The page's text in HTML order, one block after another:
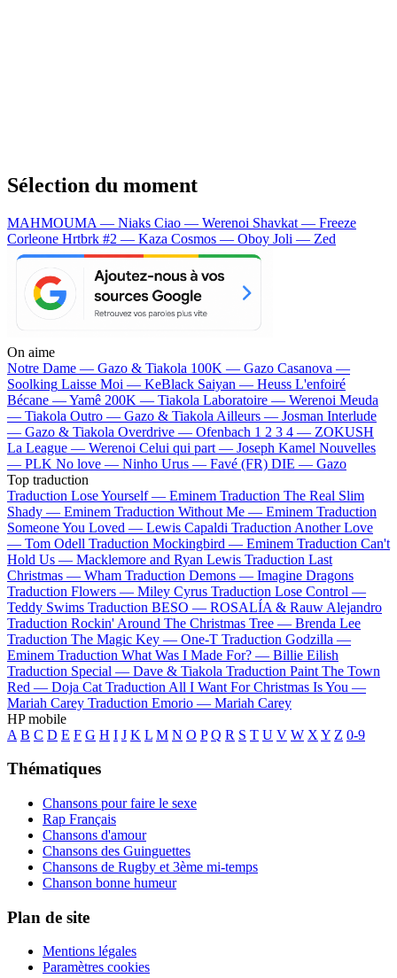
Sélection du moment
MAHMOUMA — Niaks Ciao — Werenoi Shavkat — Freeze
Corleone Hrtbrk #2 — Kaza Cosmos — Oboy Joli — Zed
On aime
Notre Dame — Gazo & Tiakola 100K — Gazo Casanova —
Soolking Laisse Moi — KeBlack Saiyan — Heuss L'enfoiré
Bécane —Yamê 200K — Tiakola Laboratoire — Werenoi Meuda
— Tiakola Outro — Gazo & Tiakola Ailleurs — Josman Interlude
— Gazo & Tiakola Overdrive — Ofenbach 1 2 3 4 — ZOKUSH
La League — Werenoi Celui qui part — Joseph Kamel Nouvelles
— PLK No love — Ninho Urus — Favé (FR) DIE — Gazo
Top traduction
Traduction Lose Yourself — Eminem Traduction The Real Slim
Shady — Eminem Traduction Without Me — Eminem Traduction
Someone You Loved — Lewis Capaldi Traduction Another Love
— Tom Odell Traduction Mockingbird — Eminem Traduction Can't
Hold Us — Macklemore and Ryan Lewis Traduction Last
Christmas — Wham Traduction Demons — Imagine Dragons
Traduction Flowers — Miley Cyrus Traduction Lose Control —
Teddy Swims Traduction BESO — ROSALÍA & Rauw Alejandro
Traduction Rockin' Around The Christmas Tree — Brenda Lee
Traduction The Magic Key — One-T Traduction Godzilla —
Eminem Traduction What Was I Made For? — Billie Eilish
Traduction Special — Dave & Tiakola Traduction Paint The Town
Red — Doja Cat Traduction All I Want For Christmas Is You —
Mariah Carey Traduction Emorio — Mariah Carey
HP mobile
A B C D E F G H I J K L M N O P Q R S T U V W X Y Z 0-9
Thématiques
Chansons pour faire le sexe
Rap Français
Chansons d'amour
Chansons des Guinguettes
Chansons de Rugby et 3ème mi-temps
Chanson bonne humeur
Plan de site
Mentions légales
Paramètres cookies